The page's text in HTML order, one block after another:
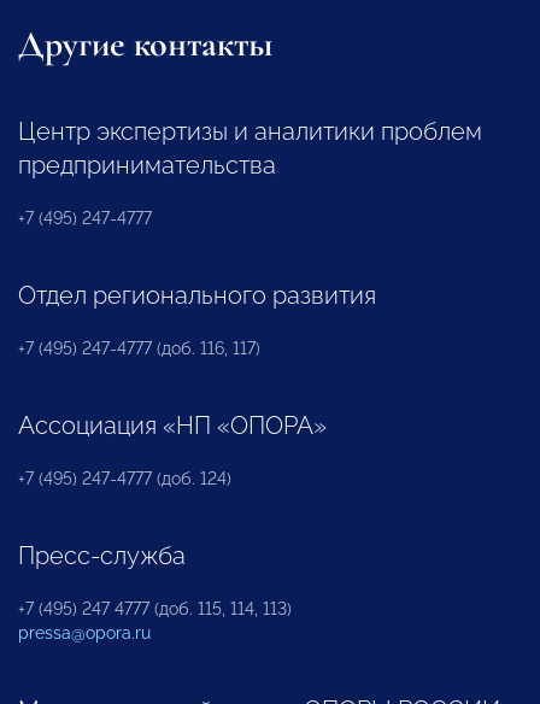
Другие контакты
Центр экспертизы и аналитики проблем
предпринимательства
+7 (495) 247-4777
Отдел регионального развития
+7 (495) 247-4777 (доб. 116, 117)
Ассоциация «НП «ОПОРА»
+7 (495) 247-4777 (доб. 124)
Пресс-служба
+7 (495) 247 4777 (доб. 115, 114, 113)
pressa@opora.ru